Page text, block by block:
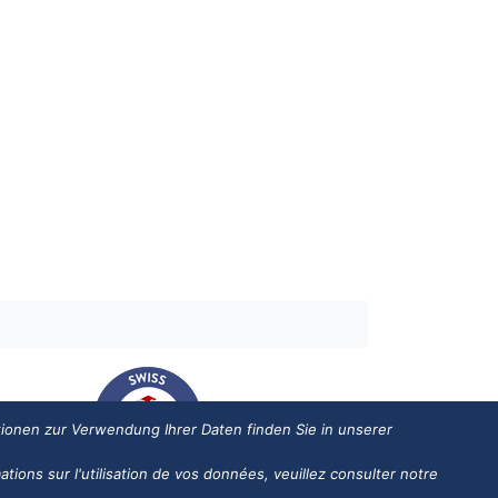
zur Verwendung Ihrer Daten finden Sie in unserer
sur l'utilisation de vos données, veuillez consulter notre